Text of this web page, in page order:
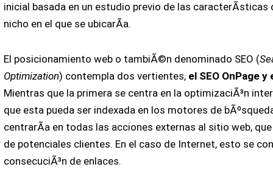
inicial basada en un estudio previo de las caracterÃ­sticas
nicho en el que se ubicarÃ­a.
El posicionamiento web o tambiÃ©n denominado SEO (
Optimization) contempla dos vertientes, el SEO OnPage
Mientras que la primera se centra en la optimizaciÃ³n
que esta pueda ser indexada en los motores de
centrarÃ­a en todas las acciones externas al sitio web,
de potenciales clientes. En el caso de Internet, esto se
consecuciÃ³n de enlaces.